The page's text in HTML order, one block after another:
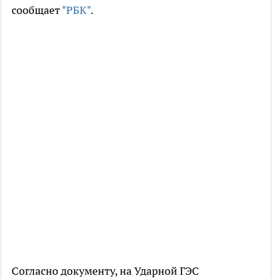
сообщает"РБК".
Согласно документу, на Ударной ГЭС